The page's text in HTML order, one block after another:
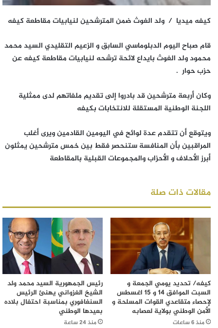
كيفه ميديا / ولد الغوث ضمن المترشحين لنيابيات مقاطعة كيفه
قام صباح اليوم الدبلوماسي السابق و الزعيم التقليدي السيد محمد
محمود ولد الغوث بايداع لائحة ترشحه لنيابيات مقاطعة كيفه عن
حزب حوار .
وكان أربعة مترشحين قد بادروا إلى تقديم ملفاتهم لدى ممثلية
اللجنة الوطنية المستقلة للانتخابات بكيفه
ويتوقع أن تتقدم عدة لوائح في اليومين القادمين ويرى أغلب
المراقبين بأن المنافسة ستنحصر فقط بين خمس مترشحين يمثلون
أبرز الأحلاف و الأحزاب والمجموعات القبلية بالمقاطعة
مقالات ذات صلة
كيفه/ تحديد يومي الجمعة و
السبت الموافق 14 و 15 اغسطس
لإحصاء متقاعدي القوات المسلحة و
الأمن الوطني بولاية لعصابه
منذ 6 ساعات
رئيس الجمهورية السيد محمد ولد
الشيخ الغزواني يهنئ الرئيس
السنغافوري بمناسبة احتفال بلاده
بعيدها الوطني
منذ 24 ساعة